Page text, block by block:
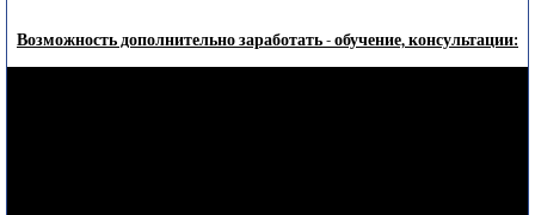
Возможность дополнительно заработать - обучение, консультации: